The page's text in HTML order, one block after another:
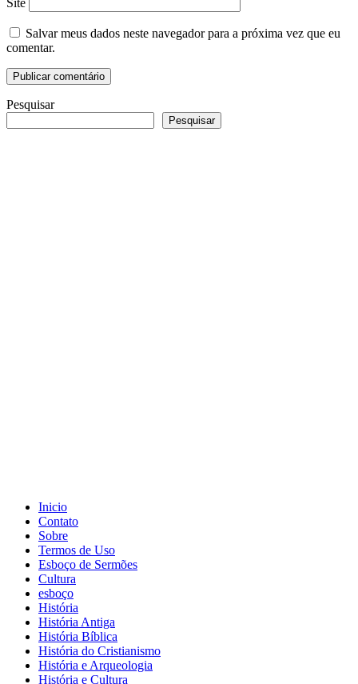
Site
Salvar meus dados neste navegador para a próxima vez que eu
comentar.
Pesquisar
Pesquisar
Inicio
Contato
Sobre
Termos de Uso
Esboço de Sermões
Cultura
esboço
História
História Antiga
História Bíblica
História do Cristianismo
História e Arqueologia
História e Cultura